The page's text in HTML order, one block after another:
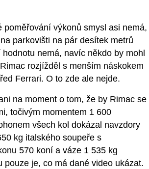
poměřování výkonů smysl asi nemá,
parkovišti na pár desítek metrů
nemá, navíc někdo by mohl
rozjížděl s menším náskokem
Ferrari. O to zde ale nejde.
na moment o tom, že by Rimac se
točivým momentem 1 600
všech kol dokázal navzdory
kg italského soupeře s
570 koní a váze 1 535 kg
pouze je, co má dané video ukázat.